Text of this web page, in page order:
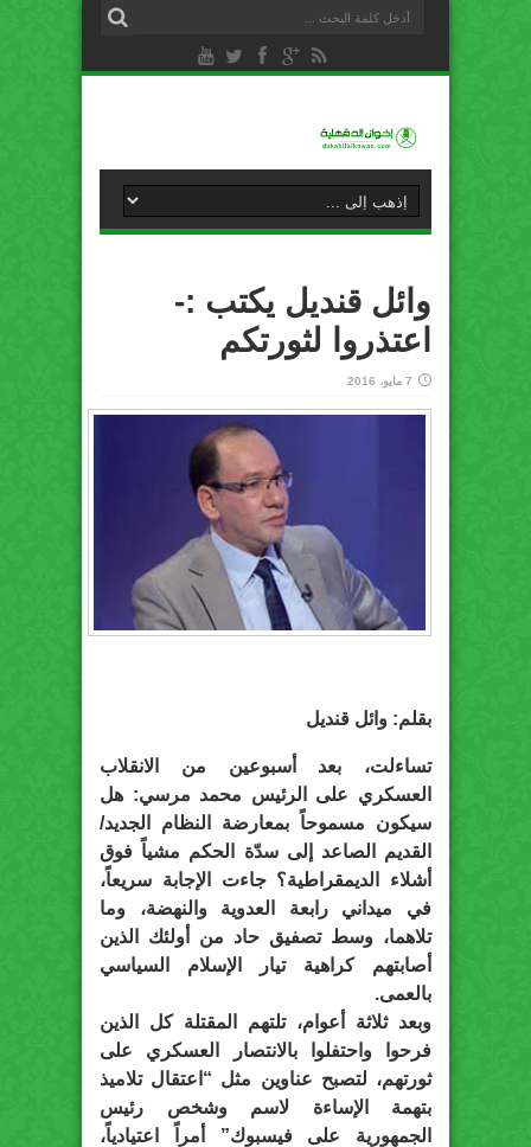
وائل قنديل يكتب :-
اعتذروا لثورتكم
7 مايو، 2016
بقلم: وائل قنديل
تساءلت، بعد أسبوعين من الانقلاب
العسكري على الرئيس محمد مرسي: هل
سيكون مسموحاً بمعارضة النظام الجديد/
القديم الصاعد إلى سدّة الحكم مشياً فوق
أشلاء الديمقراطية؟ جاءت الإجابة سريعاً،
في ميداني رابعة العدوية والنهضة، وما
تلاهما، وسط تصفيق حاد من أولئك الذين
أصابتهم كراهية تيار الإسلام السياسي
بالعمى.
وبعد ثلاثة أعوام، تلتهم المقتلة كل الذين
فرحوا واحتفلوا بالانتصار العسكري على
ثورتهم، لتصبح عناوين مثل “اعتقال تلاميذ
بتهمة الإساءة لاسم وشخص رئيس
الجمهورية على فيسبوك” أمراً اعتيادياً،